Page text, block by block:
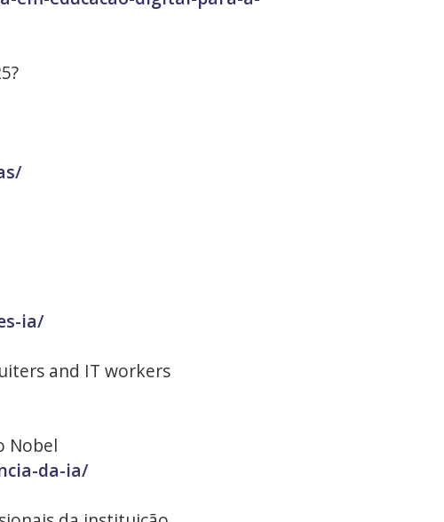
ia/
and IT workers
Nobel
da-ia/